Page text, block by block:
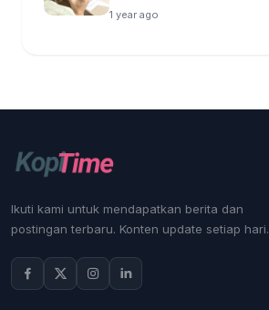
1 year ago
Ikuti kami untuk mendapatkan berita dan
postingan terbaru. Konten update setiap hari.